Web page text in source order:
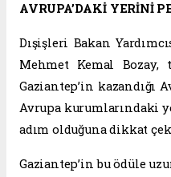
AVRUPA’DAKİ YERİNİ
Dışişleri Bakan
Mehmet Kemal Bozay,
Gaziantep’in kazandığı
Avrupa kurumlarındaki
adım olduğuna dikkat
Gaziantep’in bu ödüle